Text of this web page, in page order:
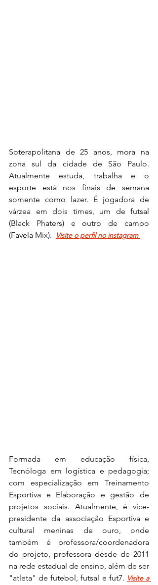
Soterapolitana de 25 anos, mora na
zona sul da cidade de São Paulo.
Atualmente estuda, trabalha e o
esporte está nos finais de semana
somente como lazer. É jogadora de
várzea em dois times, um de futsal
(Black Phaters) e outro de campo
(Favela Mix).
Visite o perfil no instagram
Formada em educação física,
Tecnóloga em logística e pedagogia;
com especialização em Treinamento
Esportiva e Elaboração e gestão de
projetos sociais. Atualmente, é vice-
presidente da associação Esportiva e
cultural meninas de ouro, onde
também é professora/coordenadora
do projeto, professora desde de 2011
na rede estadual de ensino, além de ser
"atleta" de futebol, futsal e fut7. Visite a